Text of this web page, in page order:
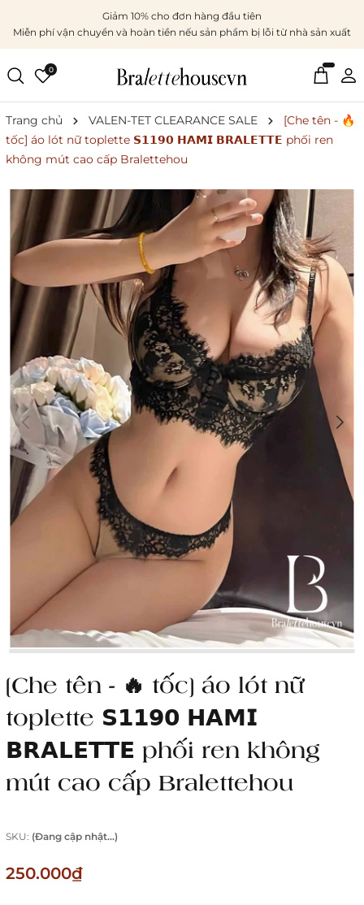
Giảm 10% cho đơn hàng đầu tiên
Miễn phí vận chuyển và hoàn tiền nếu sản phẩm bị lỗi từ nhà sản xuất
0
Trang chủ VALEN-TET CLEARANCE SALE
[Che tên - 🔥
tốc] áo lót nữ toplette 𝗦𝟭𝟭𝟵𝟬 𝗛𝗔𝗠𝗜 𝗕𝗥𝗔𝗟𝗘𝗧𝗧𝗘 phối ren
không mút cao cấp Bralettehou
[Che tên - 🔥 tốc] áo lót nữ
toplette 𝗦𝟭𝟭𝟵𝟬 𝗛𝗔𝗠𝗜
𝗕𝗥𝗔𝗟𝗘𝗧𝗧𝗘 phối ren không
mút cao cấp Bralettehou
SKU: (Đang cập nhật...)
250.000₫